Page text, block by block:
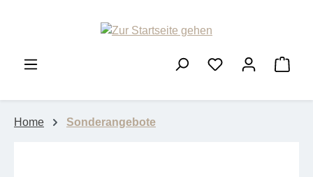
Home Sonderangebote